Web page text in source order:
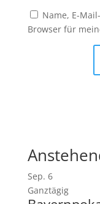
Name, E-
Browser für
Sep. 6
Ganztägig